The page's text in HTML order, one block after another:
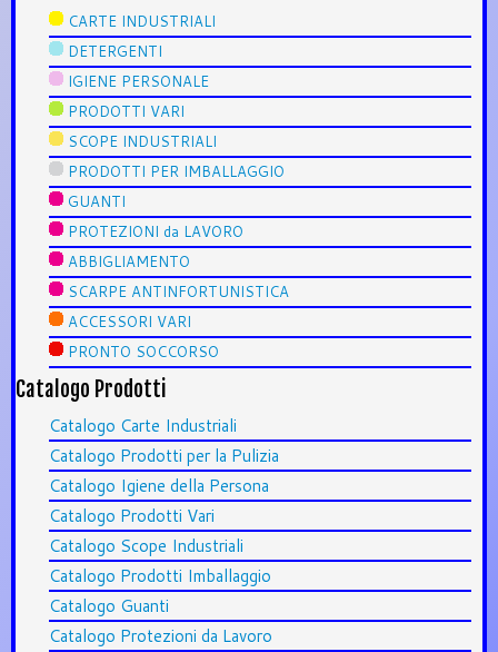
CARTE INDUSTRIALI
DETERGENTI
IGIENE PERSONALE
PRODOTTI VARI
SCOPE INDUSTRIALI
PRODOTTI PER IMBALLAGGIO
GUANTI
PROTEZIONI da LAVORO
ABBIGLIAMENTO
SCARPE ANTINFORTUNISTICA
ACCESSORI VARI
PRONTO SOCCORSO
Catalogo Prodotti
Catalogo Carte Industriali
Catalogo Prodotti per la Pulizia
Catalogo Igiene della Persona
Catalogo Prodotti Vari
Catalogo Scope Industriali
Catalogo Prodotti Imballaggio
Catalogo Guanti
Catalogo Protezioni da Lavoro